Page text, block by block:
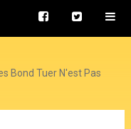
Bond Tuer N'est Pas